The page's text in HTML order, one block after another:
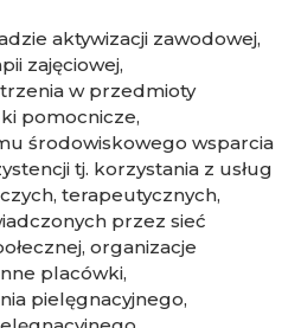
aktywizacji zawodowej,
zajęciowej,
w przedmioty
pomocnicze,
środowiskowego wsparcia
tj. korzystania z usług
terapeutycznych,
przez sieć
organizacje
placówki,
pielęgnacyjnego,